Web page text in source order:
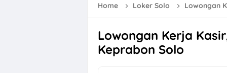
Loker
Loker
Loker Bulan
Home Loker Solo Lowongan
Lowongan Kerja
Keprabon Solo